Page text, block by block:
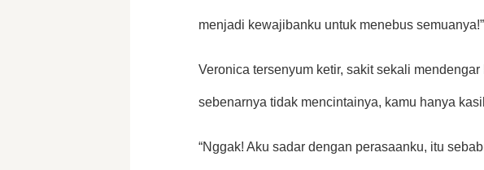
menjadi kewajibanku untuk menebus semuanya!”
Veronica tersenyum ketir, sakit sekali
sebenarnya tidak mencintainya, kamu hanya
“Nggak! Aku sadar dengan perasaanku, itu